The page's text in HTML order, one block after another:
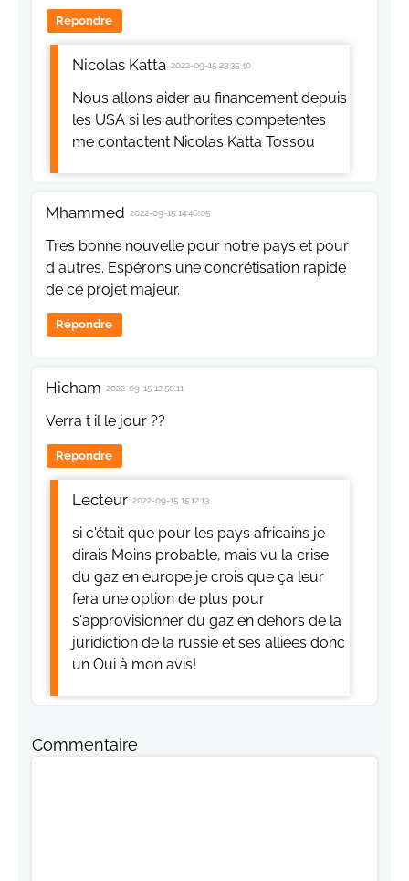
Répondre
Nicolas Katta 2022-09-15 23:35:40
Nous allons aider au financement depuis
les USA si les authorites competentes
me contactent Nicolas Katta Tossou
Mhammed 2022-09-15 14:46:05
Tres bonne nouvelle pour notre pays et pour
d autres. Espérons une concrétisation rapide
de ce projet majeur.
Répondre
Hicham 2022-09-15 12:50:11
Verra t il le jour ??
Répondre
Lecteur 2022-09-15 15:12:13
si c'était que pour les pays africains je
dirais Moins probable, mais vu la crise
du gaz en europe je crois que ça leur
fera une option de plus pour
s'approvisionner du gaz en dehors de la
juridiction de la russie et ses alliées donc
un Oui à mon avis!
Commentaire